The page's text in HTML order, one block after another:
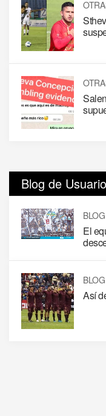
Blog de
BLOG
El
BLOG
Así